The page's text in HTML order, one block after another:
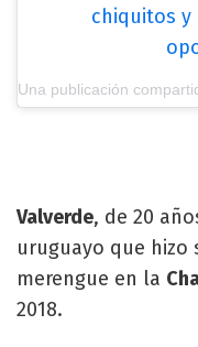
chiquitos y
Una publicación
Valverde, de 20
uruguayo que
merengue en la
2018.